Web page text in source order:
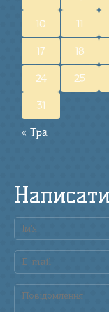
« Тра
10 11
17 18
24 25
31